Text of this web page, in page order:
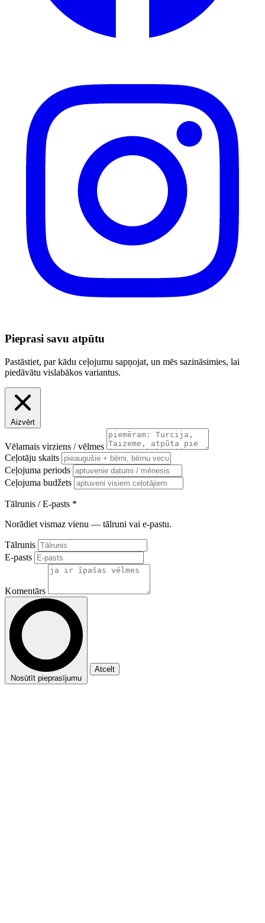
Pieprasi savu atpūtu
Pastāstiet, par kādu ceļojumu sapņojat, un mēs sazināsimies, lai
piedāvātu vislabākos variantus.
Aizvērt
Vēlamais virziens / vēlmes
Ceļotāju skaits
Ceļojuma periods
Ceļojuma budžets
Tālrunis / E-pasts *
Norādiet vismaz vienu — tālruni vai e-pastu.
Tālrunis
E-pasts
Komentārs
Nosūtīt pieprasījumu
Atcelt